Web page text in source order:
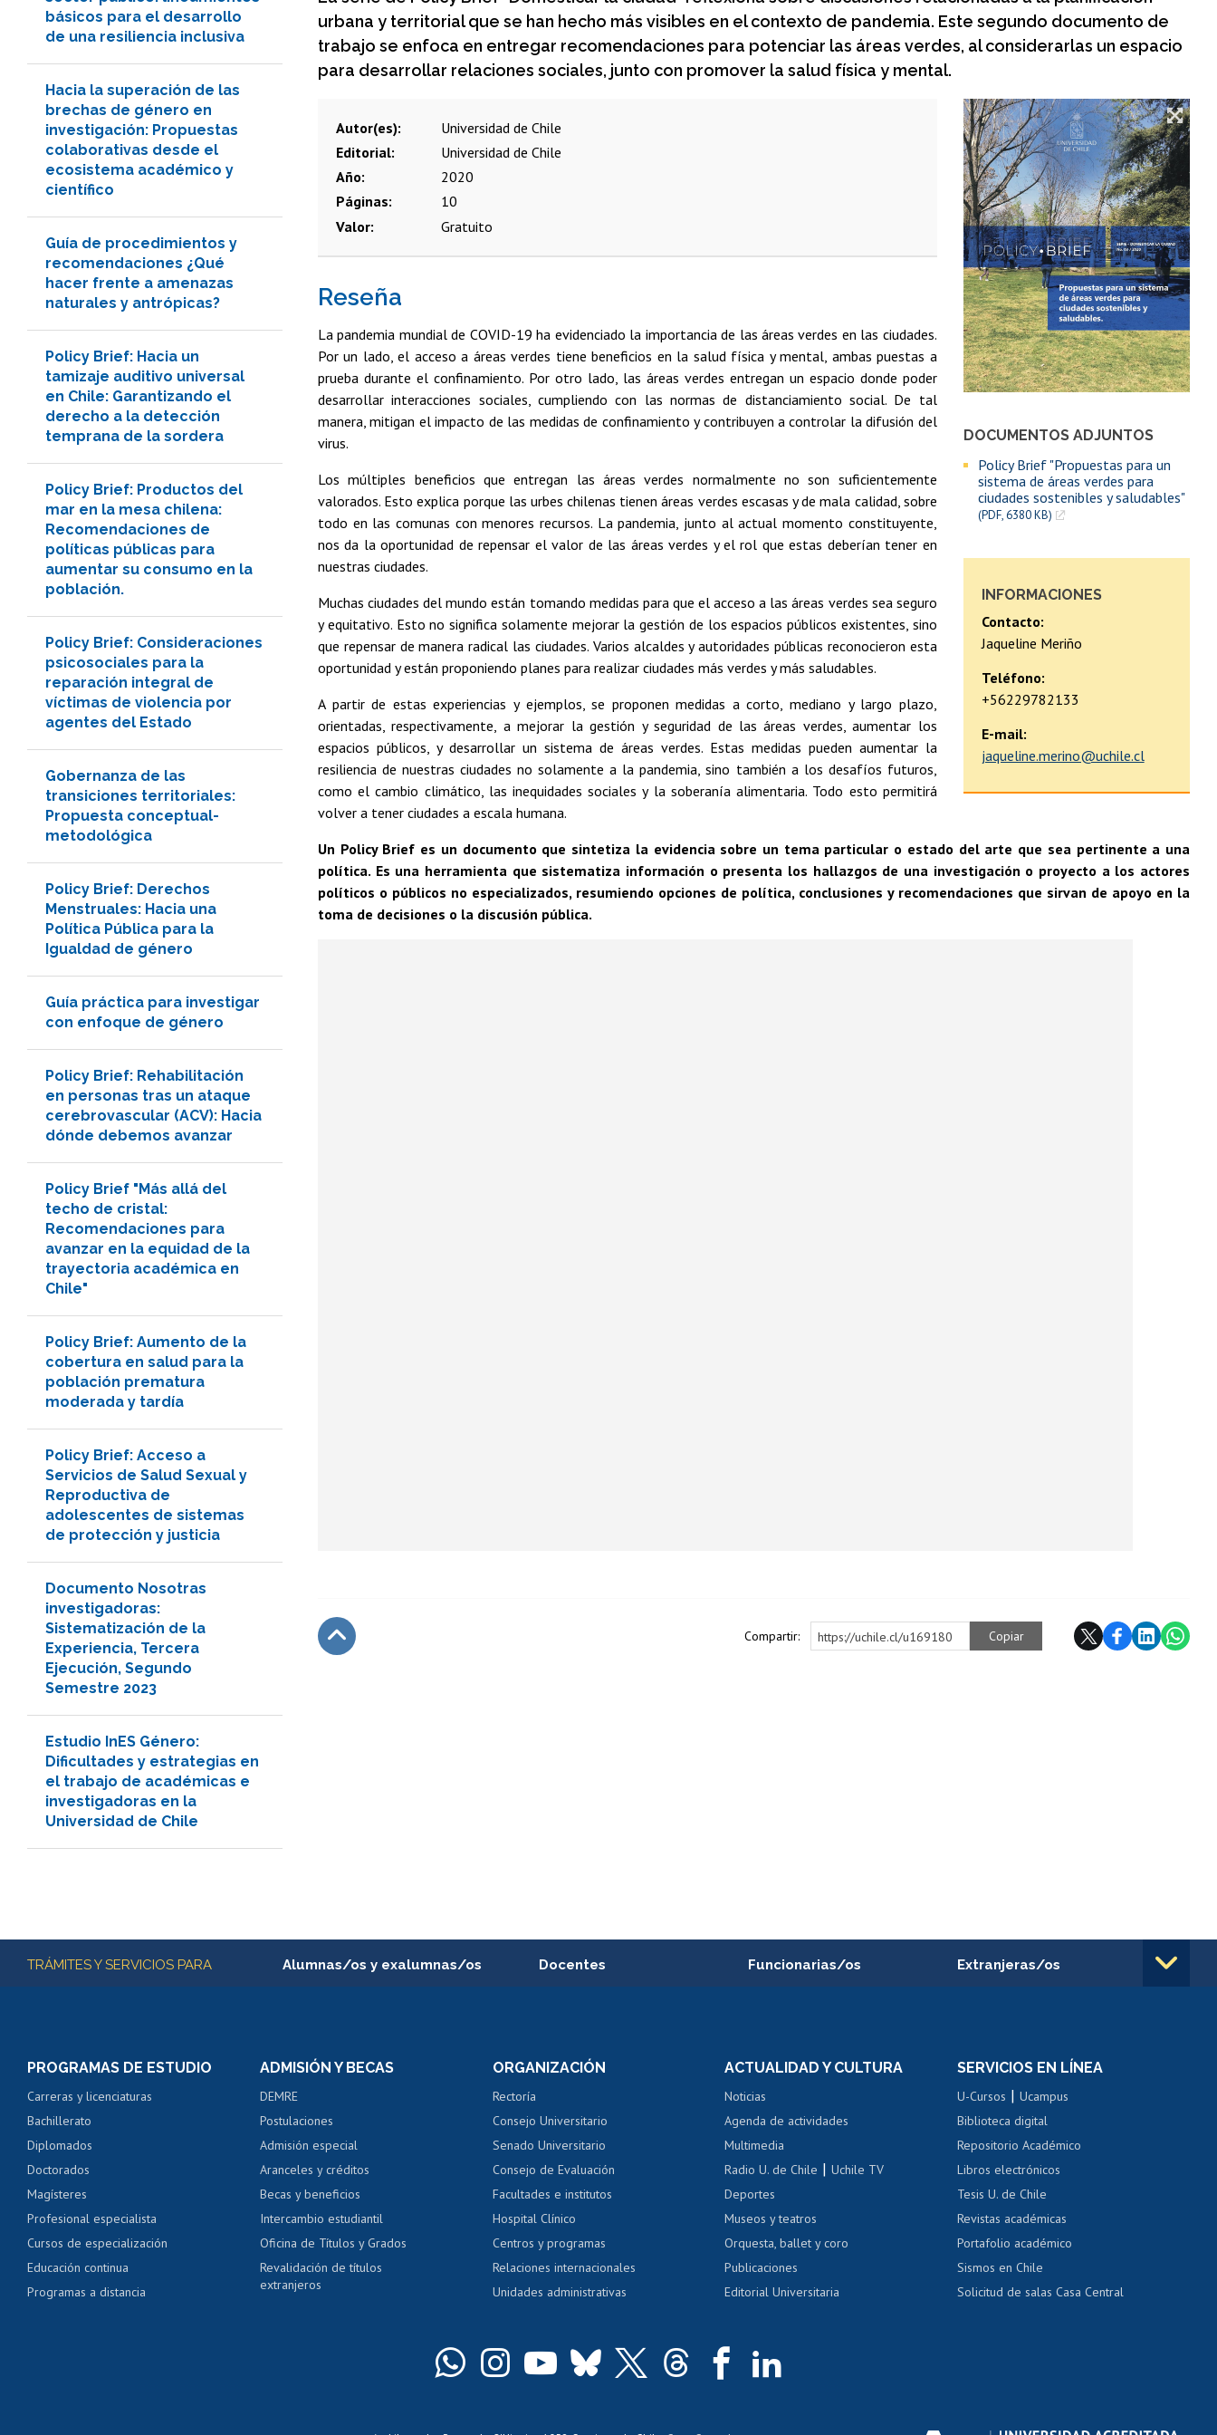
básicos para el desarrollo
de una resiliencia inclusiva
Hacia la superación de las
brechas de género en
investigación: Propuestas
colaborativas desde el
ecosistema académico y
científico
Guía de procedimientos y
recomendaciones ¿Qué
hacer frente a amenazas
naturales y antrópicas?
Policy Brief: Hacia un
tamizaje auditivo universal
en Chile: Garantizando el
derecho a la detección
temprana de la sordera
Policy Brief: Productos del
mar en la mesa chilena:
Recomendaciones de
políticas públicas para
aumentar su consumo en la
población.
Policy Brief: Consideraciones
psicosociales para la
reparación integral de
víctimas de violencia por
agentes del Estado
Gobernanza de las
transiciones territoriales:
Propuesta conceptual-
metodológica
Policy Brief: Derechos
Menstruales: Hacia una
Política Pública para la
Igualdad de género
Guía práctica para investigar
con enfoque de género
Policy Brief: Rehabilitación
en personas tras un ataque
cerebrovascular (ACV): Hacia
dónde debemos avanzar
Policy Brief "Más allá del
techo de cristal:
Recomendaciones para
avanzar en la equidad de la
trayectoria académica en
Chile"
Policy Brief: Aumento de la
cobertura en salud para la
población prematura
moderada y tardía
Policy Brief: Acceso a
Servicios de Salud Sexual y
Reproductiva de
adolescentes de sistemas
de protección y justicia
Documento Nosotras
investigadoras:
Sistematización de la
Experiencia, Tercera
Ejecución, Segundo
Semestre 2023
Estudio InES Género:
Dificultades y estrategias en
el trabajo de académicas e
investigadoras en la
Universidad de Chile
urbana y territorial que se han hecho más visibles en el contexto de pandemia. Este segundo documento de
trabajo se enfoca en entregar recomendaciones para potenciar las áreas verdes, al considerarlas un espacio
para desarrollar relaciones sociales, junto con promover la salud física y mental.
DOCUMENTOS ADJUNTOS
Policy Brief "Propuestas para un
sistema de áreas verdes para
ciudades sostenibles y saludables"
(PDF, 6380 KB)
INFORMACIONES
Contacto:
Jaqueline Meriño
Teléfono:
+56229782133
E-mail:
jaqueline.merino@uchile.cl
Autor(es)
Universidad de Chile
Editorial
Universidad de Chile
Año
2020
Páginas
10
Valor
Gratuito
Reseña
La pandemia mundial de COVID-19 ha evidenciado la importancia de las áreas verdes en las ciudades.
Por un lado, el acceso a áreas verdes tiene beneficios en la salud física y mental, ambas puestas a
prueba durante el confinamiento. Por otro lado, las áreas verdes entregan un espacio donde poder
desarrollar interacciones sociales, cumpliendo con las normas de distanciamiento social. De tal
manera, mitigan el impacto de las medidas de confinamiento y contribuyen a controlar la difusión del
virus.
Los múltiples beneficios que entregan las áreas verdes normalmente no son suficientemente
valorados. Esto explica porque las urbes chilenas tienen áreas verdes escasas y de mala calidad, sobre
todo en las comunas con menores recursos. La pandemia, junto al actual momento constituyente,
nos da la oportunidad de repensar el valor de las áreas verdes y el rol que estas deberían tener en
nuestras ciudades.
Muchas ciudades del mundo están tomando medidas para que el acceso a las áreas verdes sea seguro
y equitativo. Esto no significa solamente mejorar la gestión de los espacios públicos existentes, sino
que repensar de manera radical las ciudades. Varios alcaldes y autoridades públicas reconocieron esta
oportunidad y están proponiendo planes para realizar ciudades más verdes y más saludables.
A partir de estas experiencias y ejemplos, se proponen medidas a corto, mediano y largo plazo,
orientadas, respectivamente, a mejorar la gestión y seguridad de las áreas verdes, aumentar los
espacios públicos, y desarrollar un sistema de áreas verdes. Estas medidas pueden aumentar la
resiliencia de nuestras ciudades no solamente a la pandemia, sino también a los desafíos futuros,
como el cambio climático, las inequidades sociales y la soberanía alimentaria. Todo esto permitirá
volver a tener ciudades a escala humana.
Un Policy Brief es un documento que sintetiza la evidencia sobre un tema particular o estado del arte que sea pertinente a una
política. Es una herramienta que sistematiza información o presenta los hallazgos de una investigación o proyecto a los actores
políticos o públicos no especializados, resumiendo opciones de política, conclusiones y recomendaciones que sirvan de apoyo en la
toma de decisiones o la discusión pública.
Compartir: https://uchile.cl/u169180 Copiar
Más información
TRÁMITES Y SERVICIOS PARA Alumnas/os y exalumnas/os
Servicio médico y dental
Pago de arancel y crédito alumnos
Pago de arancel y crédito exalumnos
Certificado de títulos y grados
Docentes
Perfeccionamiento
Evaluación docente
Calificación académica
Postulación al AUCAI
Funcionarias/os
Portal de movilidad interna
Certificado de renta
Certificado de renta
Extranjeras/os
Cursos de español
Mi Uchile Ayuda tecnológica Tarjeta TUI Acoso laboral, sexual y violencia Denuncias administrativas
PROGRAMAS DE ESTUDIO
Carreras y licenciaturas
Bachillerato
Diplomados
Doctorados
Magísteres
Profesional especialista
Cursos de especialización
Educación continua
Programas a distancia
ADMISIÓN Y BECAS
DEMRE
Postulaciones
Admisión especial
Aranceles y créditos
Becas y beneficios
Intercambio estudiantil
Oficina de Títulos y Grados
Revalidación de títulos
extranjeros
ORGANIZACIÓN
Rectoría
Consejo Universitario
Senado Universitario
Consejo de Evaluación
Facultades e institutos
Hospital Clínico
Centros y programas
Relaciones internacionales
Unidades administrativas
ACTUALIDAD Y CULTURA
Noticias
Agenda de actividades
Multimedia
Radio U. de Chile |Uchile TV
Deportes
Museos y teatros
Orquesta, ballet y coro
Publicaciones
Editorial Universitaria
SERVICIOS EN LÍNEA
U-Cursos |Ucampus
Biblioteca digital
Repositorio Académico
Libros electrónicos
Tesis U. de Chile
Revistas académicas
Portafolio académico
Sismos en Chile
Solicitud de salas Casa Central